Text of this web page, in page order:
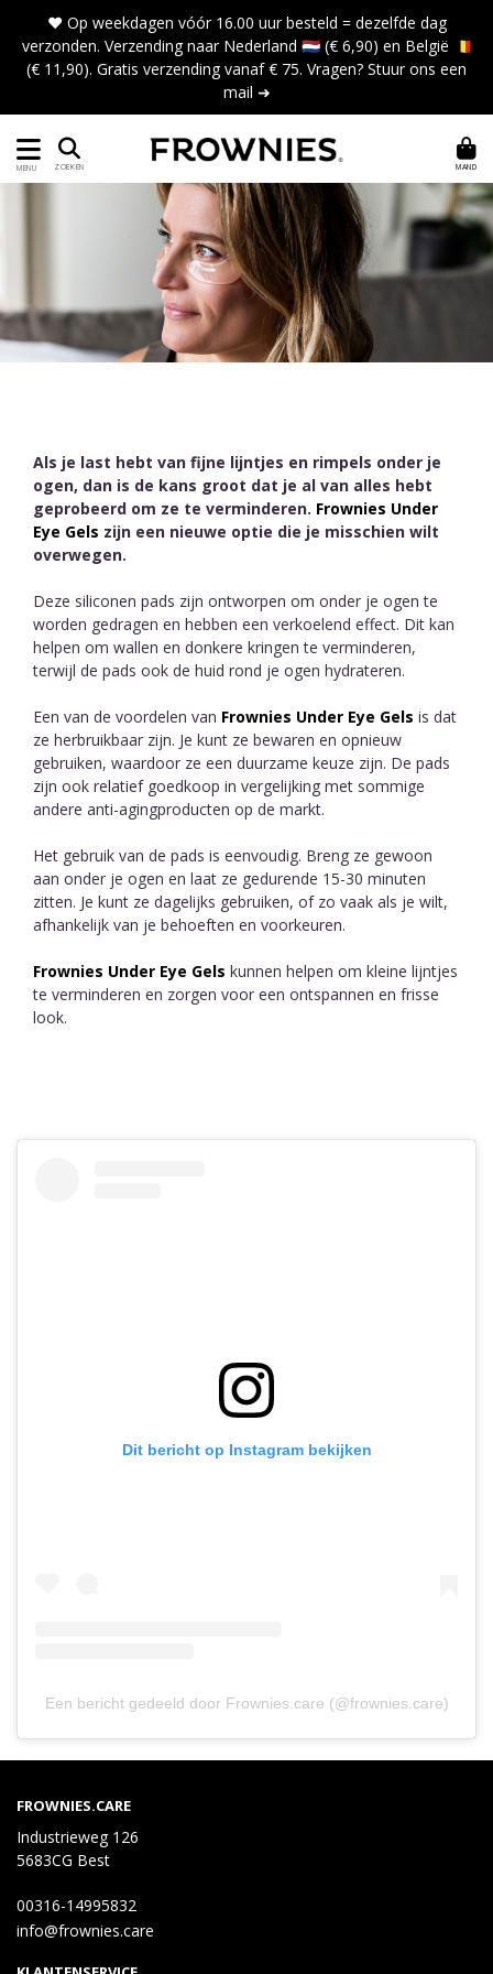
❤️ Op weekdagen vóór 16.00 uur besteld = dezelfde dag
verzonden. Verzending naar Nederland 🇳🇱 (€ 6,90) en België 🇧🇪
(€ 11,90). Gratis verzending vanaf € 75. Vragen? Stuur ons een
mail ➜
MENU ZOEKEN MAND
Als je last hebt van fijne lijntjes en rimpels onder je
ogen, dan is de kans groot dat je al van alles hebt
geprobeerd om ze te verminderen. Frownies Under
Eye Gels zijn een nieuwe optie die je misschien wilt
overwegen.
Deze siliconen pads zijn ontworpen om onder je ogen te
worden gedragen en hebben een verkoelend effect. Dit kan
helpen om wallen en donkere kringen te verminderen,
terwijl de pads ook de huid rond je ogen hydrateren.
Een van de voordelen van Frownies Under Eye Gels is dat
ze herbruikbaar zijn. Je kunt ze bewaren en opnieuw
gebruiken, waardoor ze een duurzame keuze zijn. De pads
zijn ook relatief goedkoop in vergelijking met sommige
andere anti-agingproducten op de markt.
Het gebruik van de pads is eenvoudig. Breng ze gewoon
aan onder je ogen en laat ze gedurende 15-30 minuten
zitten. Je kunt ze dagelijks gebruiken, of zo vaak als je wilt,
afhankelijk van je behoeften en voorkeuren.
Frownies Under Eye Gels kunnen helpen om kleine lijntjes
te verminderen en zorgen voor een ontspannen en frisse
look.
Dit bericht op Instagram bekijken
Een bericht gedeeld door Frownies.care (@frownies.care)
FROWNIES.CARE
Industrieweg 126
5683CG Best
00316-14995832
info@frownies.care